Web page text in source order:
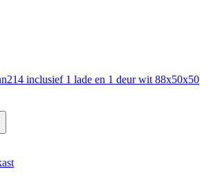
inclusief 1 lade en 1 deur wit 88x50x50